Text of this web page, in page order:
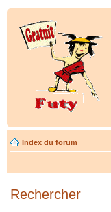
Index du forum
Rechercher